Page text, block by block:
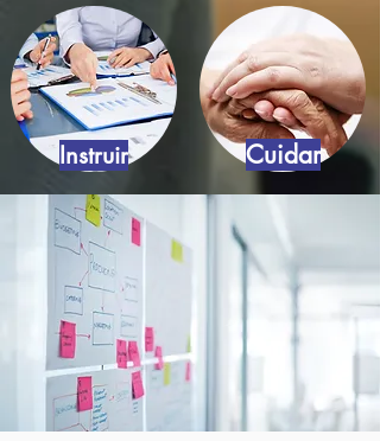
Instruir Cuidar